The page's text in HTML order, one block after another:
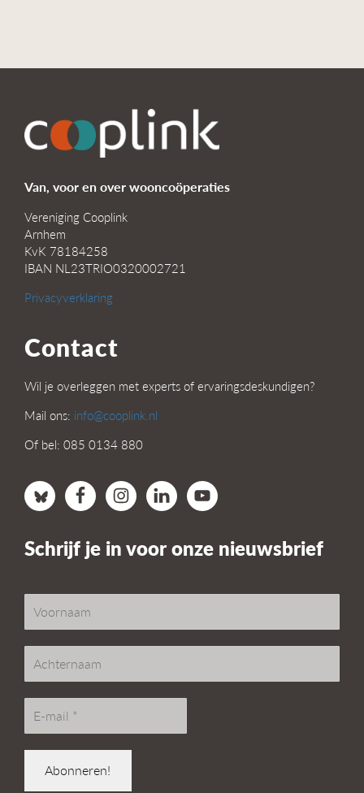
Van, voor en over wooncoöperaties
Vereniging Cooplink
Arnhem
KvK 78184258
IBAN NL23TRIO0320002721
Privacyverklaring
Contact
Wil je overleggen met experts of ervaringsdeskundigen?
Mail ons: info@cooplink.nl
Of bel: 085 0134 880
Schrijf je in voor onze nieuwsbrief